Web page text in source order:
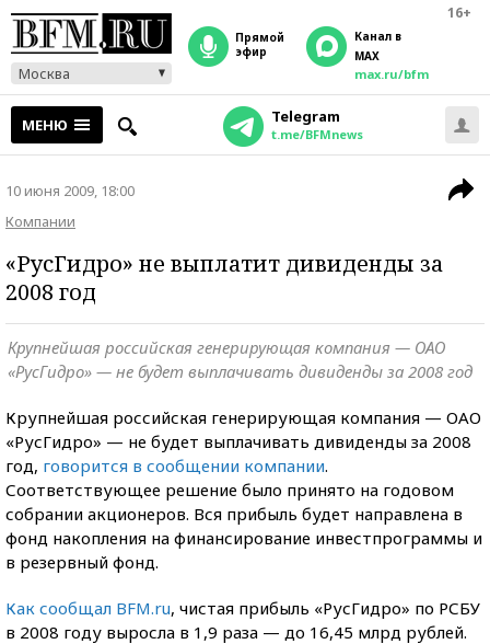
16+
Москва
прямой
эфир
Канал в
MAX
max.ru/bfm
МЕНЮ Telegram
t.me/BFMnews
10 июня 2009, 18:00
Компании
«РусГидро» не выплатит дивиденды за
2008 год
Крупнейшая российская генерирующая компания — ОАО
«РусГидро» — не будет выплачивать дивиденды за 2008 год
Крупнейшая российская генерирующая компания — ОАО
«РусГидро» — не будет выплачивать дивиденды за 2008
год, говорится в сообщении компании.
Соответствующее решение было принято на годовом
собрании акционеров. Вся прибыль будет направлена в
фонд накопления на финансирование инвестпрограммы и
в резервный фонд.
Как сообщал BFM.ru, чистая прибыль «РусГидро» по РСБУ
в 2008 году выросла в 1,9 раза — до 16,45 млрд рублей.